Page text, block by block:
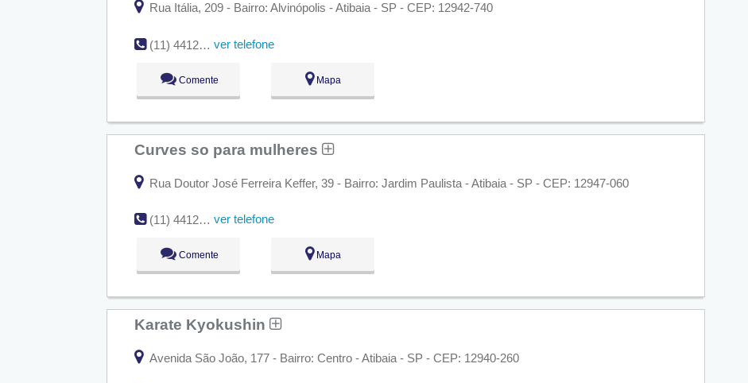
Rua Itália, 209 - Bairro: Alvinópolis - Atibaia - SP - CEP: 12942-740
(11) 4412-448 ver telefone
Comente Mapa
Curves so para mulheres
Rua Doutor José Ferreira Keffer, 39 - Bairro: Jardim Paulista - Atibaia - SP - CEP: 12947-060
(11) 4412-496 ver telefone
Comente Mapa
Karate Kyokushin
Avenida São João, 177 - Bairro: Centro - Atibaia - SP - CEP: 12940-260